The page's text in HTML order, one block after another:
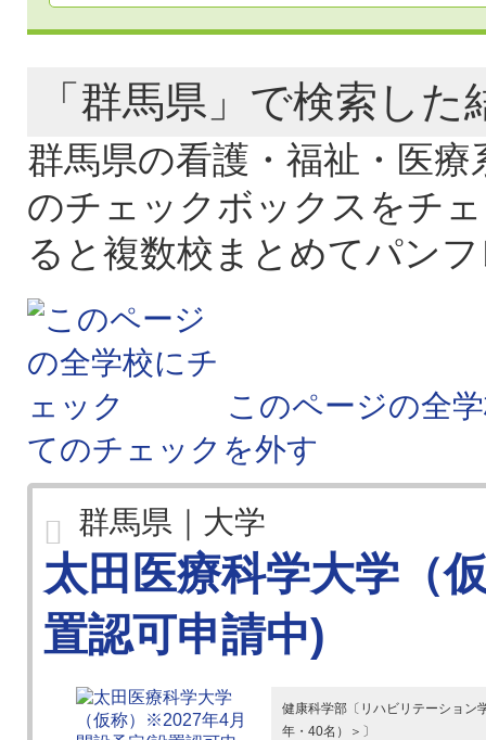
「群馬県」で検索し
群馬県の看護・福祉・医
のチェックボックスをチ
ると複数校まとめてパン
このページの全
てのチェックを外す
群馬県｜大学
太田医療科学大学（
置認可申請中)
健康科学部〔リハビリテーション
年・40名）＞〕